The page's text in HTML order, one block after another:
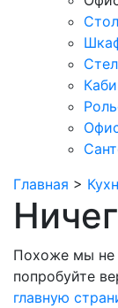
Главная >
Похоже мы не
попробуйте
главную